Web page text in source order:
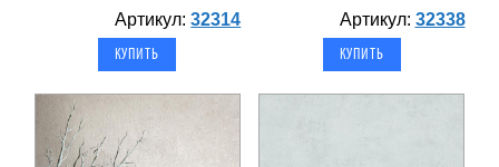
Артикул:32314 Артикул: 32338